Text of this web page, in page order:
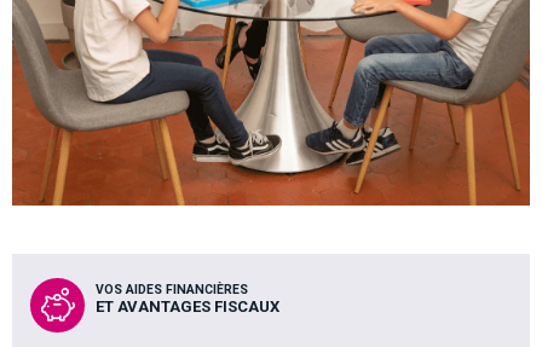
VOS AIDES FINANCIÈRES
ET AVANTAGES FISCAUX